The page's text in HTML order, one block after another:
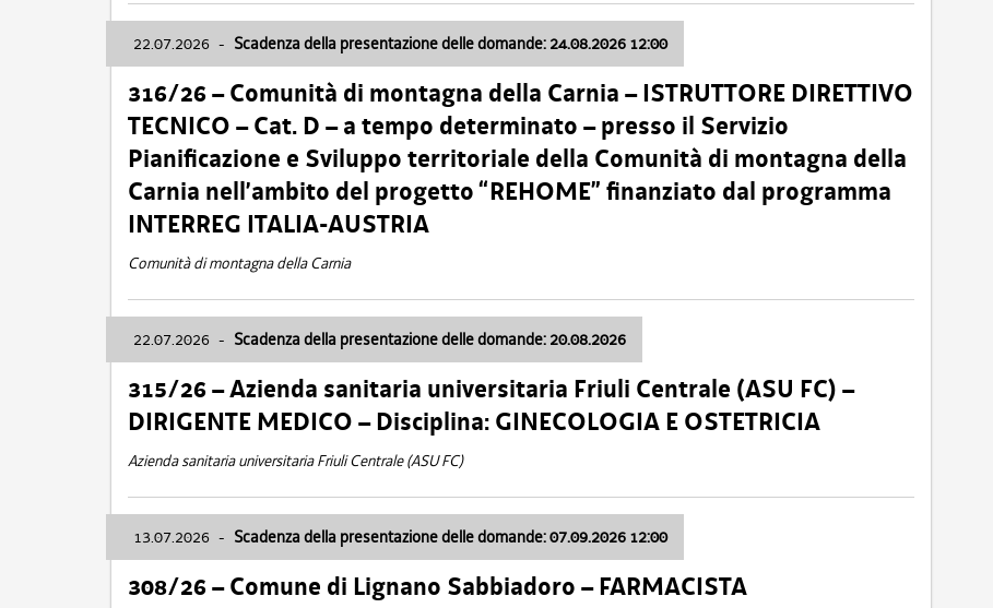
22.07.2026 - Scadenza della presentazione delle domande: 24.08.2026 12:00
316/26 – Comunità di montagna della Carnia – ISTRUTTORE DIRETTIVO
TECNICO – Cat. D – a tempo determinato – presso il Servizio
Pianificazione e Sviluppo territoriale della Comunità di montagna della
Carnia nell’ambito del progetto “REHOME” finanziato dal programma
INTERREG ITALIA-AUSTRIA
Comunità di montagna della Carnia
22.07.2026 - Scadenza della presentazione delle domande: 20.08.2026
315/26 – Azienda sanitaria universitaria Friuli Centrale (ASU FC) –
DIRIGENTE MEDICO – Disciplina: GINECOLOGIA E OSTETRICIA
Azienda sanitaria universitaria Friuli Centrale (ASU FC)
13.07.2026 - Scadenza della presentazione delle domande: 07.09.2026 12:00
308/26 – Comune di Lignano Sabbiadoro – FARMACISTA